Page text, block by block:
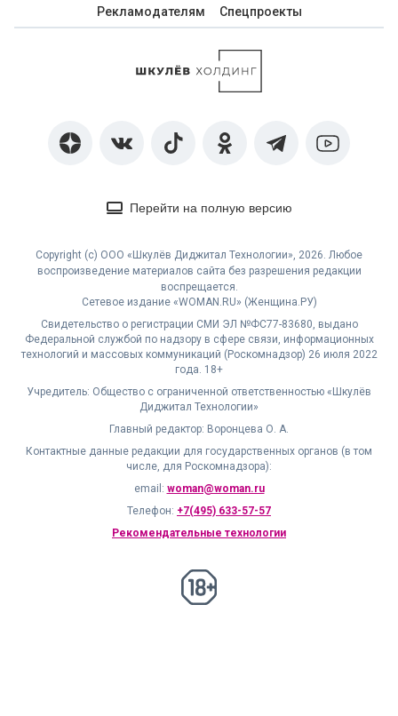
Рекламодателям
Спецпроекты
Перейти на полную версию
Copyright (с) ООО «Шкулёв Диджитал Технологии», 2026. Любое
воспроизведение материалов сайта без разрешения редакции
воспрещается.
Сетевое издание «WOMAN.RU» (Женщина.РУ)
Свидетельство о регистрации СМИ ЭЛ №ФС77-83680, выдано
Федеральной службой по надзору в сфере связи, информационных
технологий и массовых коммуникаций (Роскомнадзор) 26 июля 2022
года. 18+
Учредитель: Общество с ограниченной ответственностью «Шкулёв
Диджитал Технологии»
Главный редактор: Воронцева О. А.
Контактные данные редакции для государственных органов (в том
числе, для Роскомнадзора):
email: woman@woman.ru
Телефон: +7(495) 633-57-57
Рекомендательные технологии
18+